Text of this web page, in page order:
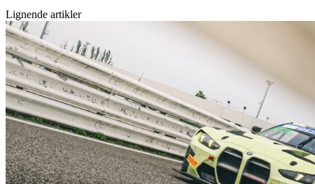
Lignende artikler